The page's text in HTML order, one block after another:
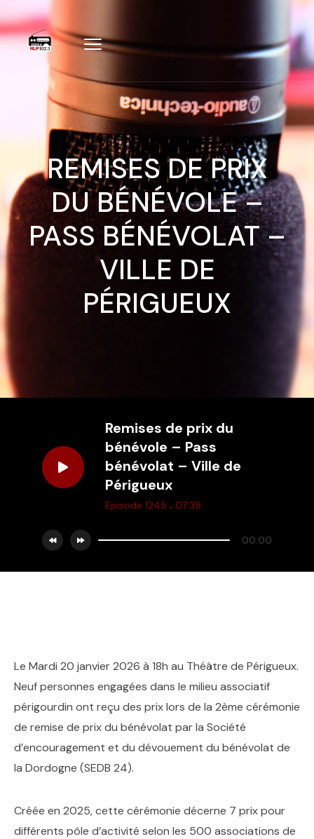
REMISES DE PRIX
DU BÉNÉVOLE –
PASS BÉNÉVOLAT –
VILLE DE
PÉRIGUEUX
Remises de prix du
bénévole – Pass
bénévolat – Ville de
Périgueux
Episode 1245 . 07:39
00:00
Le Mardi 20 janvier 2026 à 18h au Théâtre de Périgueux.
Neuf personnes engagées dans le milieu associatif
périgourdin ont reçu des prix lors de la 2ème cérémonie
de remise de prix du bénévolat par la Société
d’encouragement et du dévouement du bénévolat de
la Dordogne (SEDB 24).
Créée en 2025, cette cérémonie décerne 7 prix pour
différents pôle d’activité selon les 500 associations de